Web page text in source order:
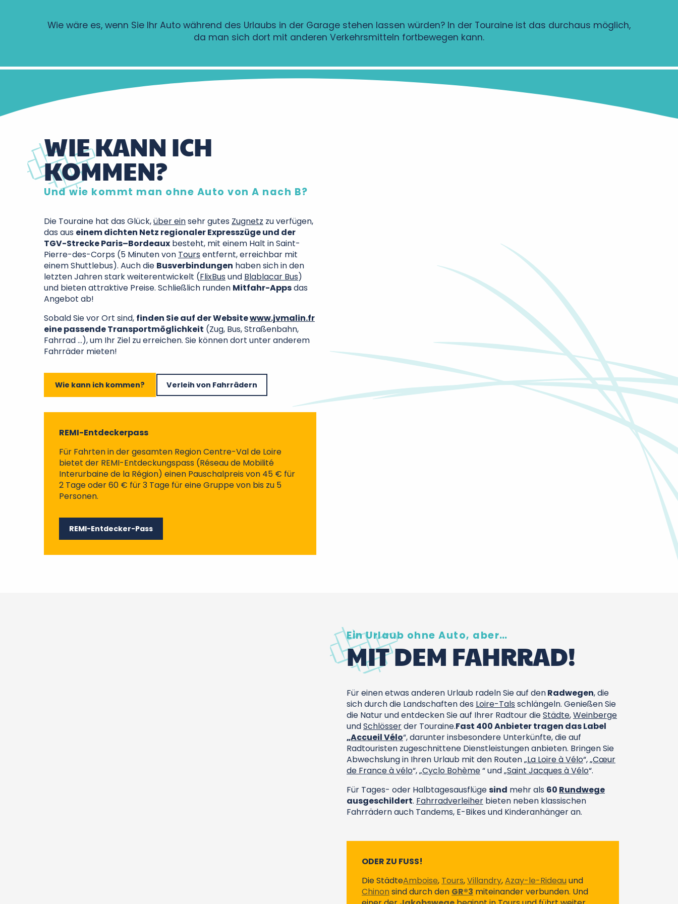
Wie wäre es, wenn Sie Ihr Auto während des Urlaubs in der Garage stehen lassen würden? In der Touraine ist das durchaus möglich,
da man sich dort mit anderen Verkehrsmitteln fortbewegen kann.
WIE KANN ICH
KOMMEN?
Und wie kommt man ohne Auto von A nach B?
Die Touraine hat das Glück,über einsehr gutes Zugnetz zu verfügen,
das aus einem dichten Netz regionaler Expresszüge und der
TGV-Strecke Paris–Bordeaux besteht, mit einem Halt in Saint-
Pierre-des-Corps (5 Minuten von Toursentfernt, erreichbar mit
einem Shuttlebus). Auch die Busverbindungen haben sich in den
letzten Jahren stark weiterentwickelt (FlixBusund Blablacar Bus)
und bieten attraktive Preise. Schließlich runden Mitfahr-Appsdas
Angebot ab!
Sobald Sie vor Ort sind, finden Sie auf der Websitewww.jvmalin.fr
eine passende Transportmöglichkeit (Zug, Bus, Straßenbahn,
Fahrrad …), um Ihr Ziel zu erreichen. Sie können dort unter anderem
Fahrräder mieten!
Wie kann ich kommen? Verleih von Fahrrädern
REMI-Entdeckerpass
Für Fahrten in der gesamten Region Centre-Val de Loire
bietet der REMI-Entdeckungspass (Réseau de Mobilité
Interurbaine de la Région) einen Pauschalpreis von 45 € für
2 Tage oder 60 € für 3 Tage für eine Gruppe von bis zu 5
Personen.
REMI-Entdecker-Pass
Ein Urlaub ohne Auto, aber…
MIT DEM FAHRRAD!
Für einen etwas anderen Urlaub radeln Sie auf denRadwegen, die
sich durch die Landschaften des Loire-Tals schlängeln. Genießen Sie
die Natur und entdecken Sie auf Ihrer Radtour dieStädte,Weinberge
undSchlösserder Touraine.Fast 400 Anbieter tragen das Label
„Accueil Vélo“, darunter insbesondere Unterkünfte, die auf
Radtouristen zugeschnittene Dienstleistungen anbieten. Bringen Sie
Abwechslung in Ihren Urlaub mit den Routen„La Loire à Vélo“,„Cœur
de France à vélo“,„Cyclo Bohème“ und„Saint Jacques à Vélo“.
Für Tages- oder Halbtagesausflügesind mehr als 60 Rundwege
ausgeschildert. Fahrradverleiher bieten neben klassischen
Fahrrädern auch Tandems, E-Bikes und Kinderanhänger an.
ODER ZU FUSS!
Die StädteAmboise, Tours,Villandry,Azay-le-Rideauund
Chinonsind durch den GR®3 miteinander verbunden. Und